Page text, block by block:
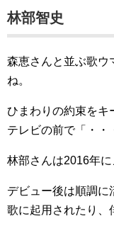
林部智史
森恵さんと並ぶ歌ウ
ね。
ひまわりの約束をキ
テレビの前で「・・
林部さんは2016年に
デビュー後は順調に
歌に起用されたり、